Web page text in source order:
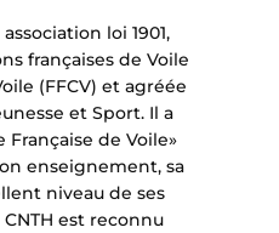
loi 1901,
françaises de Voile
(FFCV) et agréée
et Sport. Il a
Française de Voile»
enseignement, sa
niveau de ses
est reconnu